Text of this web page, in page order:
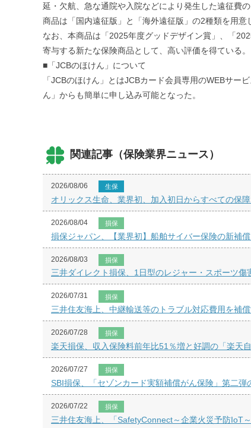
延・欠航、急な通院や入院などにより発生した遠征費
商品は「国内遠征版」と「海外遠征版」の2種類を用
なお、本商品は「2025年度グッドデザイン賞」、「
寄与する新たな保険商品として、高い評価を得ている。
■「JCBのほけん」について
「JCBのほけん」とはJCBカード会員専用のWEBサ
ん」からも簡単に申し込み可能となった。
関連記事（保険業界ニュース）
2026/08/06 生保
オリックス生命、業界初、加入初日からすべての保
2026/08/04 損保
損保ジャパン、【業界初】船舶サイバー保険の新補
2026/08/03 損保
三井ダイレクト損保、1日型のレジャー・スポーツ傷
2026/07/31 損保
三井住友海上、中継輸送等のトラブル対応費用を補
2026/07/28 損保
楽天損保、収入保険料前年比51％増と好調の「楽天
2026/07/27 損保
SBI損保、「セゾンカード実額補償がん保険」第二弾
2026/07/22 損保
三井住友海上、「SafetyConnect～企業火災予防IoT